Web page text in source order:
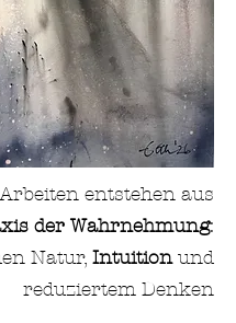
entstehen aus
der Wahrnehmung:
Natur, Intuitionund
reduziertem Denken